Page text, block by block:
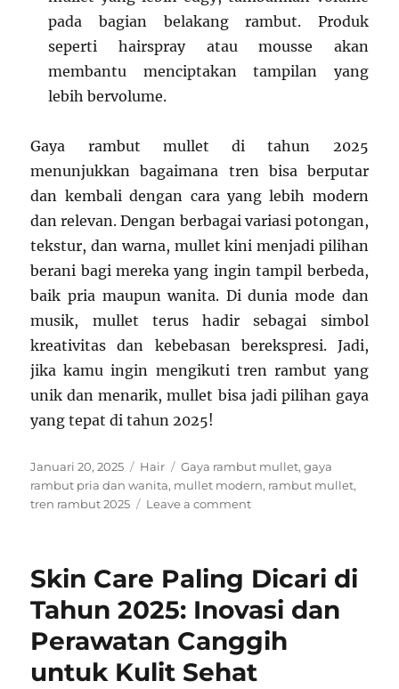
pada bagian belakang rambut. Produk
seperti hairspray atau mousse akan
membantu menciptakan tampilan yang
lebih bervolume.
Gaya rambut mullet di tahun 2025
menunjukkan bagaimana tren bisa berputar
dan kembali dengan cara yang lebih modern
dan relevan. Dengan berbagai variasi potongan,
tekstur, dan warna, mullet kini menjadi pilihan
berani bagi mereka yang ingin tampil berbeda,
baik pria maupun wanita. Di dunia mode dan
musik, mullet terus hadir sebagai simbol
kreativitas dan kebebasan berekspresi. Jadi,
jika kamu ingin mengikuti tren rambut yang
unik dan menarik, mullet bisa jadi pilihan gaya
yang tepat di tahun 2025!
Posted
on
Januari 20, 2025 Categories
Hair Tags
Gaya rambut mullet,gaya
rambut pria dan wanita, mullet modern, rambut mullet,
tren rambut 2025
Leave a commenton
Kembali
Populer
di
Tahun
2025
Skin Care Paling Dicari di
Tahun 2025: Inovasi dan
Perawatan Canggih
untuk Kulit Sehat